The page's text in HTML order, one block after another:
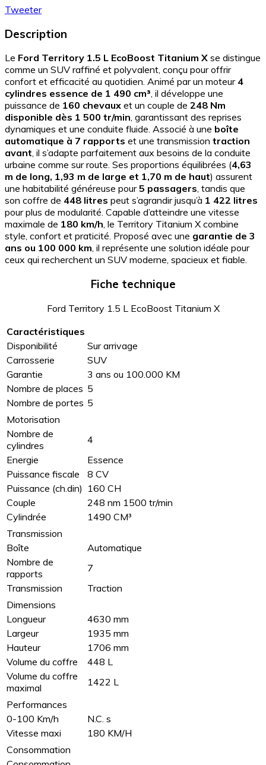
Tweeter
Description
Le Ford Territory 1.5 L EcoBoost Titanium X se distingue
comme un SUV raffiné et polyvalent, conçu pour offrir
confort et efficacité au quotidien. Animé par un moteur 4
cylindres essence de 1 490 cm³, il développe une
puissance de 160 chevaux et un couple de 248 Nm
disponible dès 1 500 tr/min, garantissant des reprises
dynamiques et une conduite fluide. Associé à une boîte
automatique à 7 rapports et une transmission traction
avant, il s’adapte parfaitement aux besoins de la conduite
urbaine comme sur route. Ses proportions équilibrées (4,63
m de long, 1,93 m de large et 1,70 m de haut) assurent
une habitabilité généreuse pour5 passagers, tandis que
son coffre de 448 litres peut s’agrandir jusqu’à 1 422 litres
pour plus de modularité. Capable d’atteindre une vitesse
maximale de 180 km/h, le Territory Titanium X combine
style, confort et praticité. Proposé avec une garantie de 3
ans ou 100 000 km, il représente une solution idéale pour
ceux qui recherchent un SUV moderne, spacieux et fiable.
Fiche technique
Ford Territory 1.5 L EcoBoost Titanium X
Caractéristiques
Disponibilité
Sur arrivage
Carrosserie
SUV
Garantie
3 ans ou 100.000 KM
Nombre de places 5
Nombre de portes 5
Motorisation
Nombre de
cylindres
4
Energie
Essence
Puissance fiscale
8 CV
Puissance (ch.din) 160 CH
Couple
248 nm 1500 tr/min
Cylindrée
1490 CM³
Transmission
Boîte
Automatique
Nombre de
rapports
7
Transmission
Traction
Dimensions
Longueur
4630 mm
Largeur
1935 mm
Hauteur
1706 mm
Volume du coffre
448 L
Volume du coffre
maximal
1422 L
Performances
0-100 Km/h
N.C. s
Vitesse maxi
180 KM/H
Consommation